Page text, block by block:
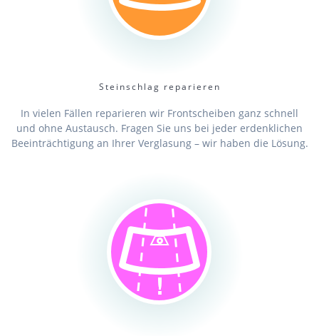
Steinschlag reparieren
In vielen Fällen reparieren wir Frontscheiben ganz schnell
und ohne Austausch. Fragen Sie uns bei jeder erdenklichen
Beeinträchtigung an Ihrer Verglasung – wir haben die Lösung.